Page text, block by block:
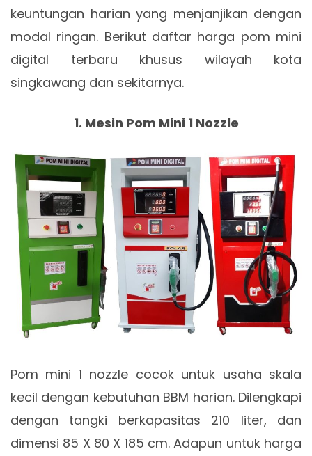
keuntungan harian yang menjanjikan dengan
modal ringan. Berikut daftar harga pom mini
digital terbaru khusus wilayah kota
singkawang dan sekitarnya.
1. Mesin Pom Mini 1 Nozzle
Pom mini 1 nozzle cocok untuk usaha skala
kecil dengan kebutuhan BBM harian. Dilengkapi
dengan tangki berkapasitas 210 liter, dan
dimensi 85 X 80 X 185 cm. Adapun untuk harga